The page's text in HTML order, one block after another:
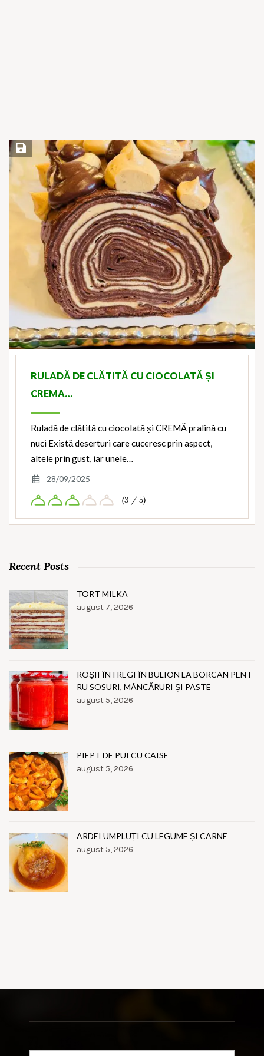
Save Recipe
RULADĂ DE CLĂTITĂ CU CIOCOLATĂ ȘI
CREMA…
Ruladă de clătită cu ciocolată și CREMĂ pralină cu
nuci Există deserturi care cuceresc prin aspect,
altele prin gust, iar unele…
28/09/2025
(3 / 5)
Recent Posts
TORT MILKA
august 7, 2026
ROȘII ÎNTREGI ÎN BULION LA BORCAN PENT
RU SOSURI, MÂNCĂRURI ȘI PASTE
august 5, 2026
PIEPT DE PUI CU CAISE
august 5, 2026
ARDEI UMPLUȚI CU LEGUME ȘI CARNE
august 5, 2026
Search